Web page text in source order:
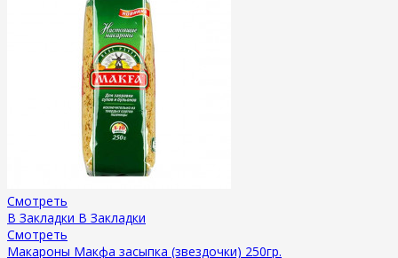
Смотреть
В Закладки В Закладки
Смотреть
Макароны Макфа засыпка (звездочки) 250гр.